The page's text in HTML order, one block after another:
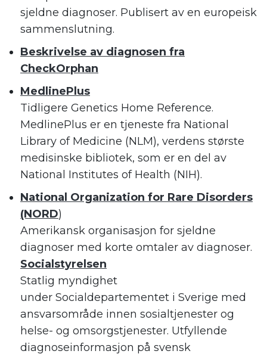
sjeldne diagnoser. Publisert av en europeisk
sammenslutning.
Beskrivelse av diagnosen fra
CheckOrphan
MedlinePlus
Tidligere Genetics Home Reference.
MedlinePlus er en tjeneste fra National
Library of Medicine (NLM), verdens største
medisinske bibliotek, som er en del av
National Institutes of Health (NIH).
National Organization for Rare Disorders
(NORD)
Amerikansk organisasjon for sjeldne
diagnoser med korte omtaler av diagnoser.
Socialstyrelsen
Statlig myndighet
under Socialdepartementet i Sverige med
ansvarsområde innen sosialtjenester og
helse- og omsorgstjenester. Utfyllende
diagnoseinformasjon på svensk